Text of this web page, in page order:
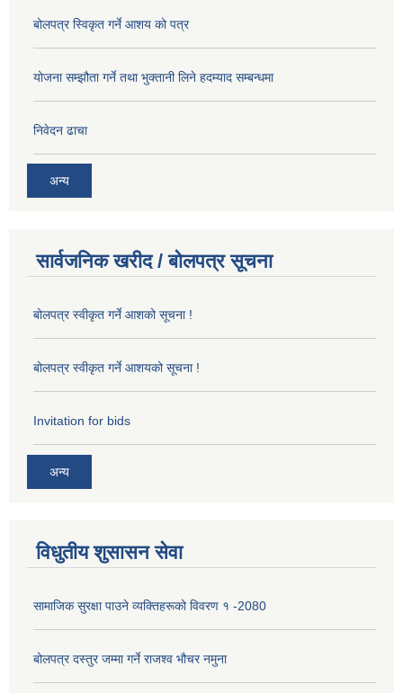
बोलपत्र स्विकृत गर्ने आशय को पत्र
योजना सम्झौता गर्ने तथा भुक्तानी लिने हदम्याद सम्बन्धमा
निवेदन ढाचा
अन्य
सार्वजनिक खरीद / बोलपत्र सूचना
बोलपत्र स्वीकृत गर्ने आशको सूचना !
बोलपत्र स्वीकृत गर्ने आशयको सूचना !
Invitation for bids
अन्य
विधुतीय शुसासन सेवा
सामाजिक सुरक्षा पाउने व्यक्तिहरूको विवरण १ -2080
बोलपत्र दस्तुर जम्मा गर्ने राजश्व भौचर नमुना